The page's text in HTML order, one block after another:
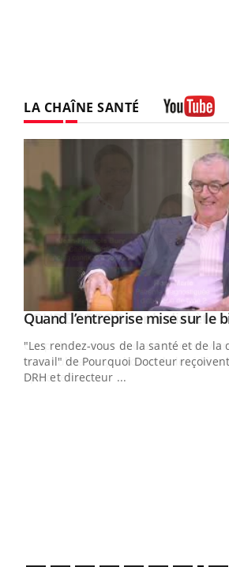
LA CHAÎNE SANTÉ
Youtube
Quand l’entreprise mise sur le
"Les rendez-vous de la santé et de la
travail" de Pourquoi Docteur
DRH et directeur ...